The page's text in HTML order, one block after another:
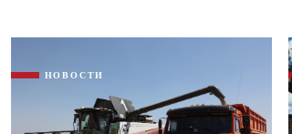
НОВОСТИ